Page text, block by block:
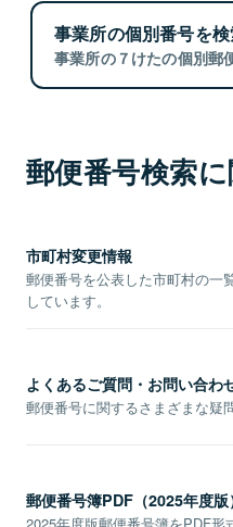
事業所の個別番号を
事業所の７けたの個別郵
郵便番号検索
市町村変更情報
郵便番号を公表した市町村の一
しています。
よくあるご質問・お問い合わ
郵便番号に関するさまざまな疑
郵便番号簿PDF（2025年度版